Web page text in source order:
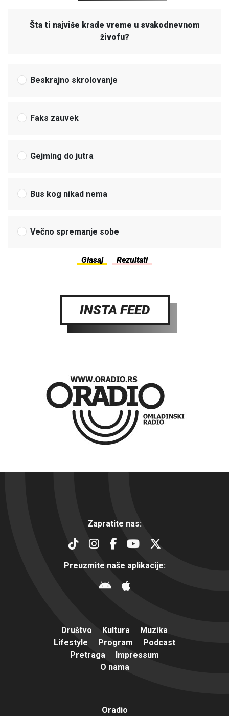
Šta ti najviše krade vreme u svakodnevnom
živofu?
Beskrajno skrolovanje
Faks zauvek
Gejming do jutra
Bus kog nikad nema
Večno spremanje sobe
INSTA FEED
Zapratite nas:
Preuzmite naše aplikacije:
Društvo Kultura
Muzika
Lifestyle
Program
Podcast
Pretraga
Impressum
O nama
Oradio